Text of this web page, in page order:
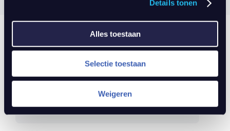
Details tonen
Alles toestaan
Selectie toestaan
WeigerenIntegrator